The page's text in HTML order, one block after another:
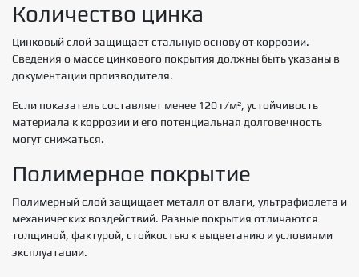
Количество цинка
Цинковый слой защищает стальную основу от коррозии.
Сведения о массе цинкового покрытия должны быть указаны в
документации производителя.
Если показатель составляет менее 120 г/м², устойчивость
материала к коррозии и его потенциальная долговечность
могут снижаться.
Полимерное покрытие
Полимерный слой защищает металл от влаги, ультрафиолета и
механических воздействий. Разные покрытия отличаются
толщиной, фактурой, стойкостью к выцветанию и условиями
эксплуатации.